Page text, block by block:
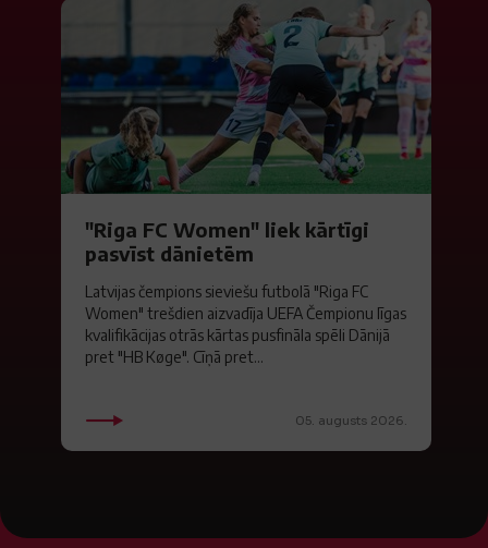
"Riga FC Women" liek kārtīgi
pasvīst dānietēm
Latvijas čempions sieviešu futbolā "Riga FC
Women" trešdien aizvadīja UEFA Čempionu līgas
kvalifikācijas otrās kārtas pusfināla spēli Dānijā
pret "HB Køge". Cīņā pret...
05. augusts 2026.